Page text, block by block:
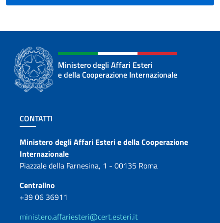
Ministero degli Affari Esteri
e della Cooperazione Internazionale
Sezione footer
CONTATTI
Contatti
Ministero degli Affari Esteri e della Cooperazione
Internazionale
Piazzale della Farnesina, 1 - 00135 Roma
Centralino
+39 06 36911
ministero.affariesteri@cert.esteri.it